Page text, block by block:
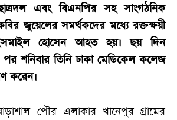
এবং বিএনপির সহ সাংগঠনিক
জুয়েলের সমর্থকদের মধ্যে রক্তক্ষয়ী
হোসেন আহত হয়। ছয় দিন
পর শনিবার তিনি ঢাকা মেডিকেল কলেজ
করেন।
পৌর এলাকার খানেপুর গ্রামের